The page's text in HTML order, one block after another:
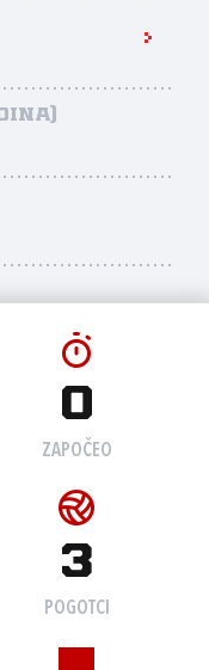
0
ZAPOČEO
3
POGOTCI